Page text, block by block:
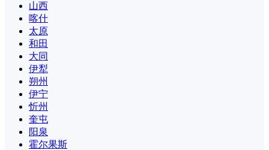
山西
喀什
太原
和田
大同
伊犁
朔州
伊宁
忻州
奎屯
阳泉
霍尔果斯